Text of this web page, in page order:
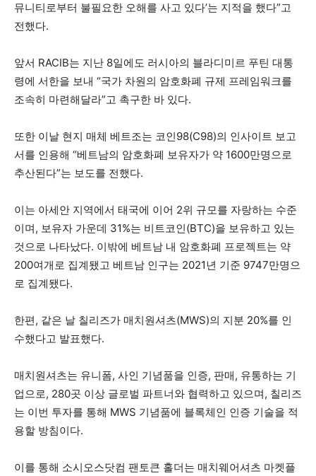
뮤니티로부터 불필요한 오해를 사고 있다’는 지적을 했다”고
전했다.
앞서 RACIB는 지난 8일에도 러시아의 블라디미르 푸틴 대통
령에 서한을 보내 “국가 차원의 암호화폐 규제 프레임워크를
조속히 마련해달라”고 촉구한 바 있다.
또한 이날 현지 매체 베트조는 코인98(C98)의 인사이트 보고
서를 인용해 “베트남의 암호화폐 보유자가 약 1600만명으로
추산된다”는 보도를 전했다.
이는 아세안 지역에서 태국에 이어 2위 규모를 자랑하는 수준
이며, 보유자 가운데 31%는 비트코인(BTC)을 보유하고 있는
것으로 나타났다. 이밖에 베트남 내 암호화폐 프로젝트는 약
200여개로 집계됐고 베트남 인구는 2021년 기준 9747만명으
로 집계됐다.
한편, 같은 날 칠리즈가 매치원셔츠(MWS)의 지분 20%를 인
수했다고 발표했다.
매치원셔츠는 유니폼, 사인 기념품을 인증, 판매, 유통하는 기
업으로, 280곳 이상 글로벌 파트너와 협력하고 있으며, 칠리즈
는 이번 투자를 통해 MWS 기념품에 블록체인 인증 기술을 적
용할 방침이다.
이를 통해 소시오스닷컴 팬토큰 홀더는 매치웨어셔츠 마켓플